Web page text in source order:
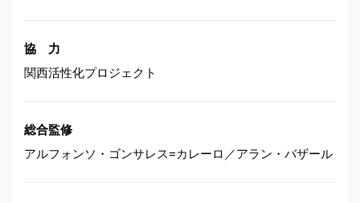
協 力
関西活性化プロジェクト
総合監修
アルフォンソ・ゴンサレス=カレーロ／アラン・バザール